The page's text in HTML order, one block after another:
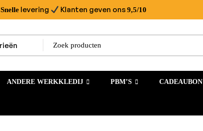
Snelle levering Klanten geven ons9,5/10
ANDERE WERKKLEDIJ PBM’S CADEAUBON